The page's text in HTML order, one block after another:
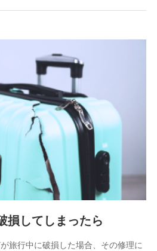
損してしまったら
旅行中に破損した場合、その修理に